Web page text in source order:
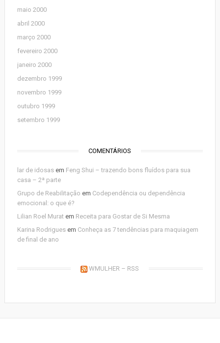
maio 2000
abril 2000
março 2000
fevereiro 2000
janeiro 2000
dezembro 1999
novembro 1999
outubro 1999
setembro 1999
COMENTÁRIOS
lar de idosasem Feng Shui – trazendo bons fluídos para sua
casa – 2ª parte
Grupo de Reabilitação em Codependência ou dependência
emocional: o que é?
Lilian Roel Muratem Receita para Gostar de Si Mesma
Karina Rodriguesem Conheça as 7 tendências para maquiagem
de final de ano
WMULHER – RSS